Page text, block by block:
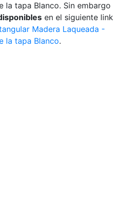
la tapa Blanco. Sin embargo
en el siguiente link
Madera Laqueada -
la tapa Blanco.